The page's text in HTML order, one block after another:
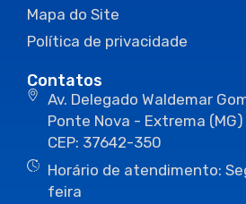
Mapa do Site
Política de privacidade
Contatos
Av. Delegado Waldemar
Ponte Nova - Extrema (MG)
CEP: 37642-350
Horário de atendimento:
feira